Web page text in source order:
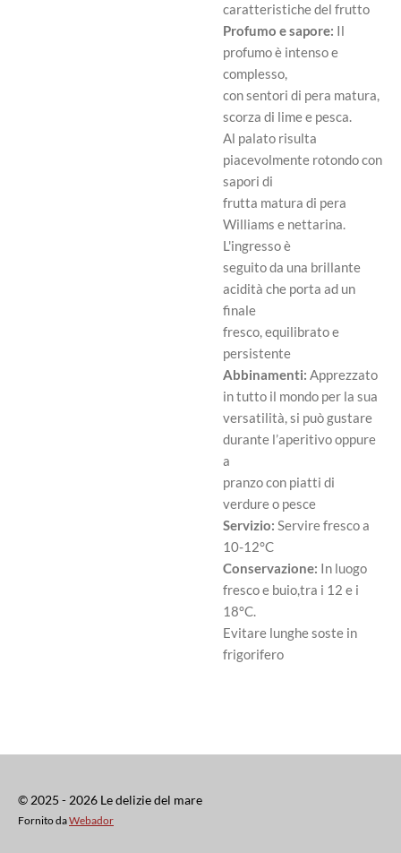
caratteristiche del frutto
Profumo e sapore: Il
profumo è intenso e
complesso,
con sentori di pera matura,
scorza di lime e pesca.
Al palato risulta
piacevolmente rotondo con
sapori di
frutta matura di pera
Williams e nettarina.
L'ingresso è
seguito da una brillante
acidità che porta ad un
finale
fresco, equilibrato e
persistente
Abbinamenti: Apprezzato
in tutto il mondo per la sua
versatilità, si può gustare
durante l’aperitivo oppure
a
pranzo con piatti di
verdure o pesce
Servizio: Servire fresco a
10-12°C
Conservazione: In luogo
fresco e buio,tra i 12 e i
18°C.
Evitare lunghe soste in
frigorifero
© 2025 - 2026 Le delizie del mare
Fornito daWebador